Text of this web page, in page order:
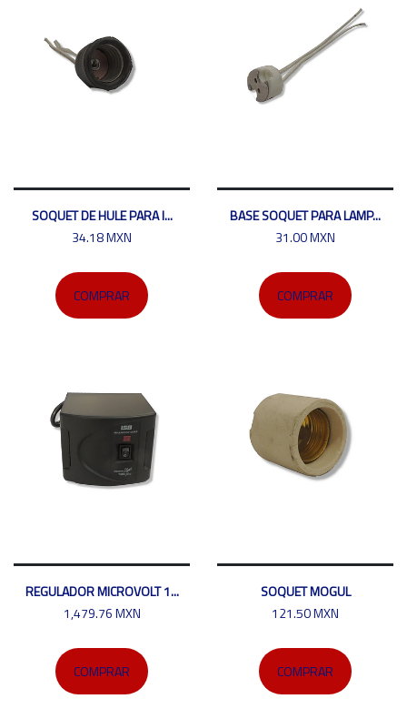
SOQUET DE HULE PARA I...
34.18 MXN
COMPRAR
BASE SOQUET PARA LAMP...
31.00 MXN
COMPRAR
REGULADOR MICROVOLT 1...
1,479.76 MXN
COMPRAR
SOQUET MOGUL
121.50 MXN
COMPRAR